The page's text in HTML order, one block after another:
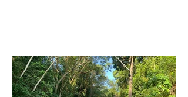
de Produção, na Firjan SENAI Espaço da
Moda; e Técnico em Mecânica, na
unidade do Centro. As inscrições